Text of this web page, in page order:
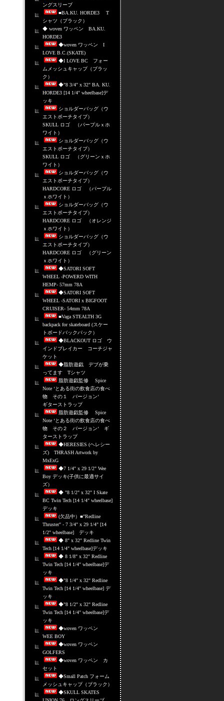
ングスリーブ
■BA.KU. HORDE3 T
シャツ（ブラック）
◆ woven ワッペン BA.KU.
HORDE3
◆woven ワッペン I
LOVE B.C.(SKATE)
◆I LOVE BC フォー
ムメッシュキャップ（ブラッ
ク）
◆"8 3/4" x 32" BA. KU.
HORDE3 [14 1/4" wheelbase]デ
ッキ
ショルダーバッグ（ウ
エストポーチタイプ）
SKULL ロゴ （パープルｘホ
ワイト）
ショルダーバッグ（ウ
エストポーチタイプ）
SKULL ロゴ （グリーンｘホ
ワイト）
ショルダーバッグ（ウ
エストポーチタイプ）
HARDCORE ロゴ （パープル
ｘホワイト）
ショルダーバッグ（ウ
エストポーチタイプ）
HARDCORE ロゴ （オレンジ
ｘホワイト）
ショルダーバッグ（ウ
エストポーチタイプ）
HARDCORE ロゴ （グリーン
ｘホワイト）
◆SATORI SOFT
WHEEL -POWERD WITH
HEMP- 57mm 78A
◆SATORI SOFT
WHEEL -SATORI x BIGFOOT
CRUISER- 54mm 78A
■Vaga STEALTH 3G
backpack for skateboard (スケー
トボードバックパック）
◆BLACKOUT ロゴ ウ
インドブレイカー コーチジャ
ケット
◆脂肪遊戯 デブが乗
ってます Tシャツ
脂肪遊戯監修 Spice
Note ‘とある街の飲食店の食べ
物 その１ バージョン‘
ギターストラップ
脂肪遊戯監修 Spice
Note ‘とある街の飲食店の食べ
物 その２ バージョン‘ ギ
ターストラップ
◆HERESIES (ヘレシー
ズ) THRASH Artwork by
MxExG
◆7 1/4" x 29 1/2" Wee
Boy デッキ(子供に最適サイ
ズ）
◆ "8 1/2" x 32" I Skate
BC Twin Tech [14 1/4" wheelbase]
デッキ
(欠品中）■"Redline
Thruster" - 7 3/4" x 29 1/4" [14
1/2" wheelbase] デッキ
◆ 8" x 32" Redline Twin
Tech [14 1/4" wheelbase]デッキ
◆ 8 1/8" x 32" Redline
Twin Tech [14 1/4" wheelbase]デ
ッキ
◆"8 1/4" x 32" Redline
Twin Tech [14 1/4" wheelbase] デ
ッキ
◆"8 1/2" x 32" Redline
Twin Tech [14 1/4" wheelbase]デ
ッキ
◆woven ワッペン
WEE BOY
◆woven ワッペン
GOLFERS
◆woven ワッペン カ
セット
◆Small Patch フォーム
メッシュキャップ（ブラック）
◆SKULL SKATES